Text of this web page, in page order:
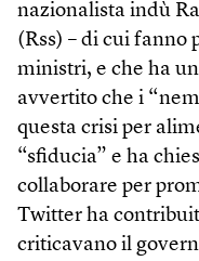
nazionalista indù
(Rss) – di cui fanno
ministri, e che ha
avvertito che i
questa crisi per
“sfiducia” e ha
collaborare per
Twitter ha
criticavano il